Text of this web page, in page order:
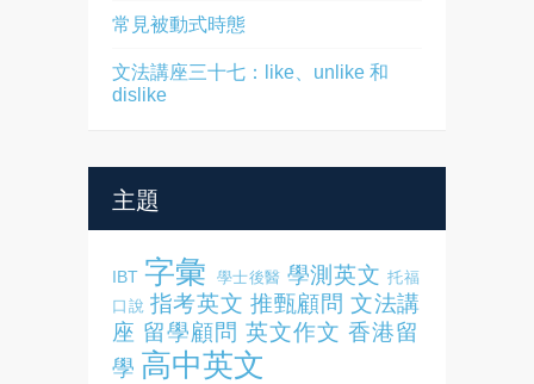
常見被動式時態
文法講座三十七：like、unlike 和
dislike
主題
IBT 字彙 學士後醫 學測英文 托福
口說 指考英文 推甄顧問 文法講
座 留學顧問 英文作文 香港留
學 高中英文